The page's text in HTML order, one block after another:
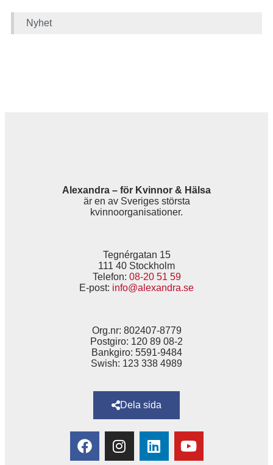
Nyhet
Alexandra – för Kvinnor & Hälsa
är en av Sveriges största
kvinnoorganisationer.
Tegnérgatan 15
111 40 Stockholm
Telefon: 08-20 51 59
E-post: info@alexandra.se
Org.nr: 802407-8779
Postgiro: 120 89 08-2
Bankgiro: 5591-9484
Swish: 123 338 4989
Dela sida